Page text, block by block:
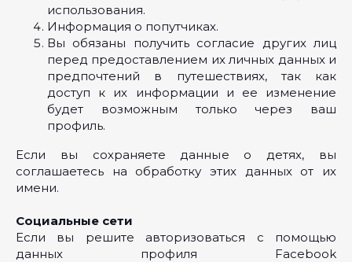
использования.
Информация о попутчиках.
Вы обязаны получить согласие других лиц
перед предоставлением их личных данных и
предпочтений в путешествиях, так как
доступ к их информации и ее изменение
будет возможным только через ваш
профиль.
Если вы сохраняете данные о детях, вы
соглашаетесь на обработку этих данных от их
имени.
Социальные сети
Если вы решите авторизоваться с помощью
данных профиля Facebook